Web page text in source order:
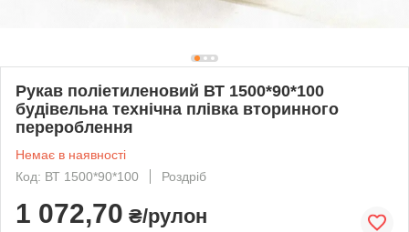
Рукав поліетиленовий ВТ 1500*90*100
будівельна технічна плівка вторинного
перероблення
Немає в наявності
Код: ВТ 1500*90*100
Роздріб
1 072,70 ₴/рулон